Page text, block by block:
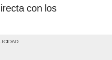
con los